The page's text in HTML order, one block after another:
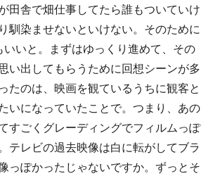
田舎で畑仕事してたら誰もついていけ
馴染ませないといけない。そのために
いと。まずはゆっくり進めて、その
い出してもらうために回想シーンが多
たのは、映画を観ているうちに観客と
いになっていたことで。つまり、あの
すごくグレーディングでフィルムっぽ
テレビの過去映像は白に転がしてブラ
っぽかったじゃないですか。ずっとそ